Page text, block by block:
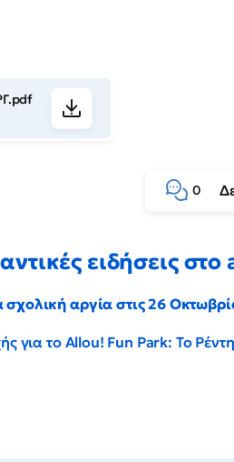
0
ειδήσεις
σχολική αργία στις 26
για το Allou! Fun Park: Το